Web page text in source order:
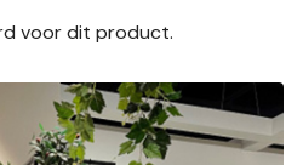
voor dit product.